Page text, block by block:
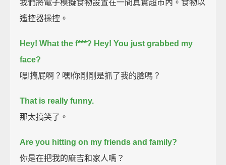
我們將電子模擬食物設置在一間真實超市內。食物以
遙控器操控。
Hey! What the f***? Hey! You just grabbed my
face?
嘿!搞屁啊？嘿!你剛剛是抓了我的臉嗎？
That is really funny.
那太搞笑了。
Are you hitting on my friends and family?
你是在把我的麻吉和家人嗎？